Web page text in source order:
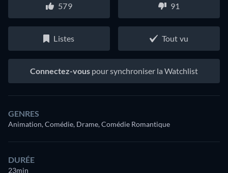
579 91
Listes Tout vu
Connectez-vous pour synchroniser la Watchlist
GENRES
Animation, Comédie, Drame, Comédie Romantique
DURÉE
23min